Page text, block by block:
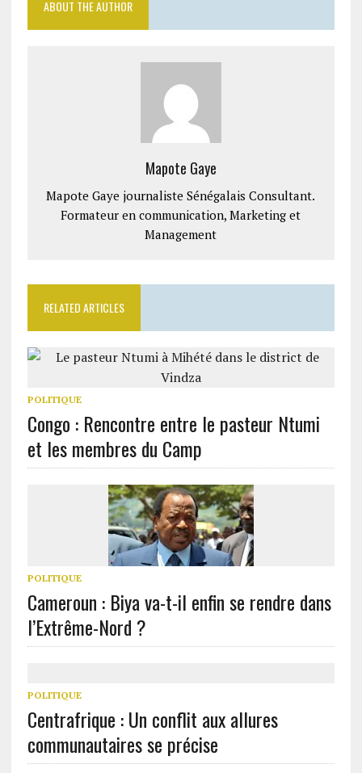
ABOUT THE AUTHOR
Mapote Gaye
Mapote Gaye journaliste Sénégalais Consultant.
Formateur en communication, Marketing et
Management
RELATED ARTICLES
POLITIQUE
Congo : Rencontre entre le pasteur Ntumi
et les membres du Camp
POLITIQUE
Cameroun : Biya va-t-il enfin se rendre dans
l’Extrême-Nord ?
POLITIQUE
Centrafrique : Un conflit aux allures
communautaires se précise